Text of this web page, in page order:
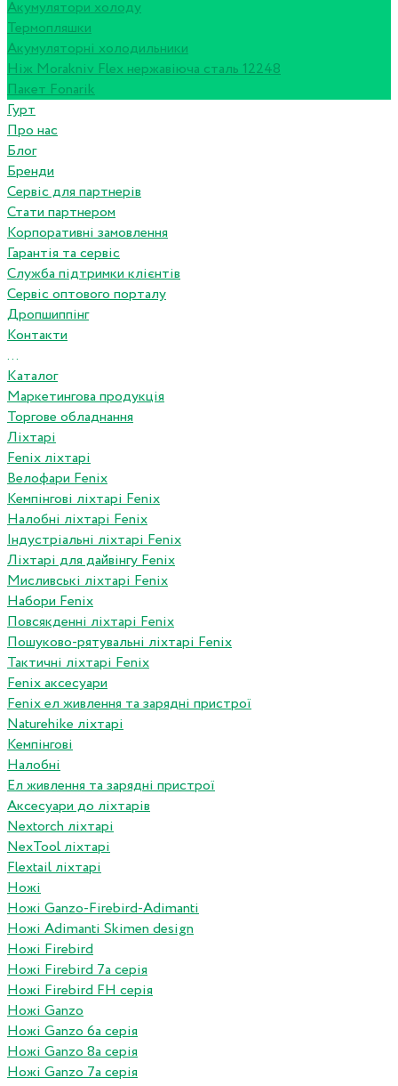
Акумулятори холоду
Термопляшки
Акумуляторні холодильники
Ніж Morakniv Flex нержавіюча сталь 12248
Пакет Fonarik
Гурт
Про нас
Блог
Бренди
Сервіс для партнерів
Стати партнером
Корпоративні замовлення
Гарантія та сервіс
Служба підтримки клієнтів
Сервіс оптового порталу
Дропшиппінг
Контакти
...
Каталог
Маркетингова продукція
Торгове обладнання
Ліхтарі
Fenix ліхтарі
Велофари Fenix
Кемпінгові ліхтарі Fenix
Налобні ліхтарі Fenix
Індустріальні ліхтарі Fenix
Ліхтарі для дайвінгу Fenix
Мисливські ліхтарі Fenix
Набори Fenix
Повсякденні ліхтарі Fenix
Пошуково-рятувальні ліхтарі Fenix
Тактичні ліхтарі Fenix
Fenix аксесуари
Fenix ел живлення та зарядні пристрої
Naturehike ліхтарі
Кемпінгові
Налобні
Ел живлення та зарядні пристрої
Аксесуари до ліхтарів
Nextorch ліхтарі
NexTool ліхтарі
Flextail ліхтарі
Ножі
Ножі Ganzo-Firebird-Adimanti
Ножі Adimanti Skimen design
Ножі Firebird
Ножі Firebird 7а серія
Ножі Firebird FH серія
Ножі Ganzo
Ножі Ganzo 6а серія
Ножі Ganzo 8а серія
Ножі Ganzo 7а серія